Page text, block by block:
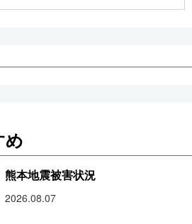
め
熊本地震被害状況
2026.08.07